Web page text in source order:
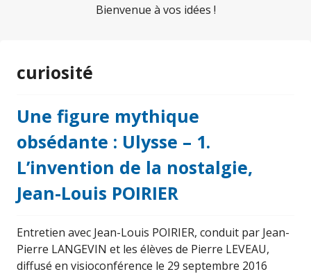
Bienvenue à vos idées !
curiosité
Une figure mythique
obsédante : Ulysse – 1.
L’invention de la nostalgie,
Jean-Louis POIRIER
Entretien avec Jean-Louis POIRIER, conduit par Jean-
Pierre LANGEVIN et les élèves de Pierre LEVEAU,
diffusé en visioconférence le 29 septembre 2016